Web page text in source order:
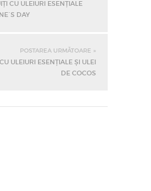
CU ULEIURI ESENȚIALE
DAY
POSTAREA URMĂTOARE »
ULEIURI ESENȚIALE ȘI ULEI
DE COCOS